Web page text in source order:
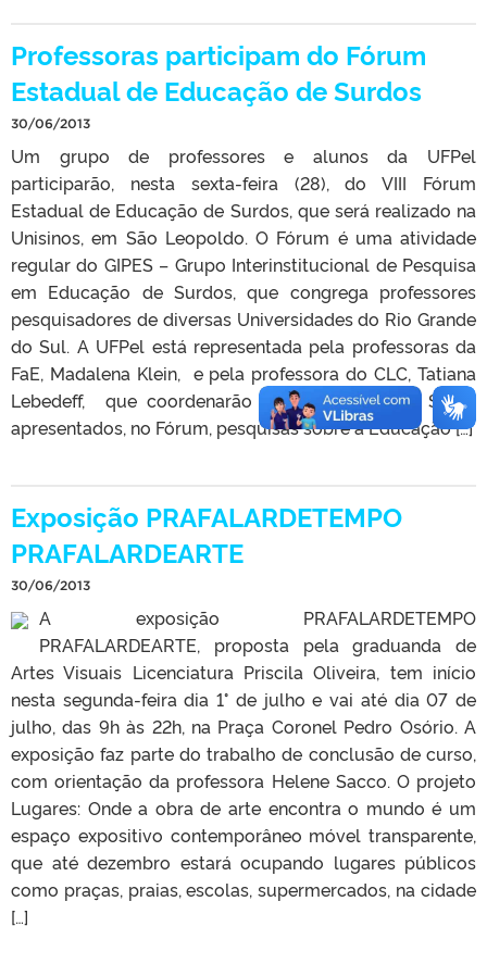
Professoras participam do Fórum
Estadual de Educação de Surdos
30/06/2013
Um grupo de professores e alunos da UFPel
participarão, nesta sexta-feira (28), do VIII Fórum
Estadual de Educação de Surdos, que será realizado na
Unisinos, em São Leopoldo. O Fórum é uma atividade
regular do GIPES – Grupo Interinstitucional de Pesquisa
em Educação de Surdos, que congrega professores
pesquisadores de diversas Universidades do Rio Grande
do Sul. A UFPel está representada pela professoras da
FaE, Madalena Klein, e pela professora do CLC, Tatiana
Lebedeff, que coordenarão mesas de debate. Serão
apresentados, no Fórum, pesquisas sobre a Educação […]
Exposição PRAFALARDETEMPO
PRAFALARDEARTE
30/06/2013
A exposição PRAFALARDETEMPO
PRAFALARDEARTE, proposta pela graduanda de
Artes Visuais Licenciatura Priscila Oliveira, tem início
nesta segunda-feira dia 1° de julho e vai até dia 07 de
julho, das 9h às 22h, na Praça Coronel Pedro Osório. A
exposição faz parte do trabalho de conclusão de curso,
com orientação da professora Helene Sacco. O projeto
Lugares: Onde a obra de arte encontra o mundo é um
espaço expositivo contemporâneo móvel transparente,
que até dezembro estará ocupando lugares públicos
como praças, praias, escolas, supermercados, na cidade
[…]